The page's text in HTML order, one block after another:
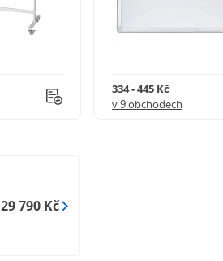
334 - 445 Kč
v 9 obchodech
29 790 Kč